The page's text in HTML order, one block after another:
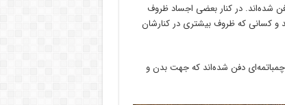
شده‌اند. در کنار بعضی اجساد ظروف
و کسانی که ظروف بیشتری در کنارشان
دفن شده‌اند که جهت بدن و